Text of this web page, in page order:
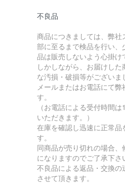
不良品
商品につきましては、弊社
部に至るまで検品を行い、
品は販売しないよう心掛け
しかしながら、お届けし
な汚損・破損等がございま
メールまたはお電話にて
す。
（お電話による受付時間
いただきます。）
在庫を確認し迅速に正常品
す。
同商品が売り切れの場合
になりますのでご了承下さ
不良品による返品・交換の
させて頂きます。